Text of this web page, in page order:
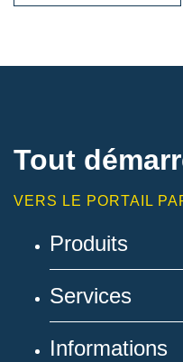
Tout
VERS LE PORTAIL
Produits
Services
Informations